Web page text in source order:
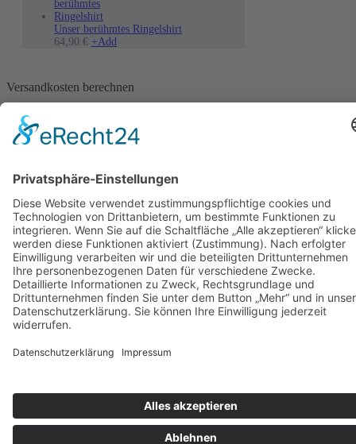
werden
können
werden
Unser berühmtes Ringelshirt
64,90 € +Add
Varianten
auf.
Optionen
können
Produktseite
werden
Versandkosten berechnen